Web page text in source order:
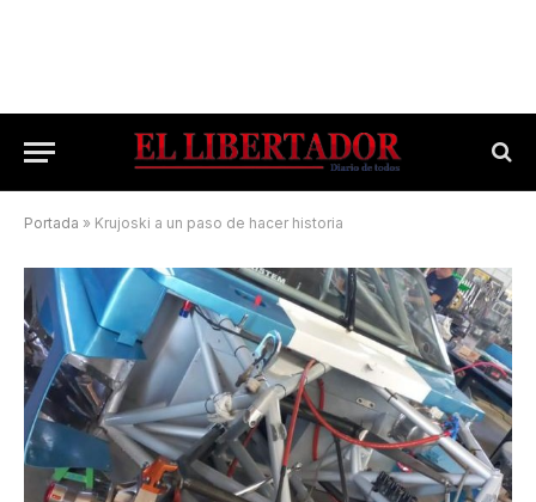
Portada » Krujoski a un paso de hacer historia